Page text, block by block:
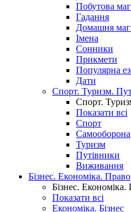
Побутова
Гадання
Домашня
Імена
Сонники
Прикмети
Популярна
Дати
Спорт. Туризм.
Спорт.
Показати всі
Спорт
Самооборона
Туризм
Путівники
Виживання
Бізнес. Економіка. Право
Бізнес. Економіка.
Показати всі
Економіка. Бізнес